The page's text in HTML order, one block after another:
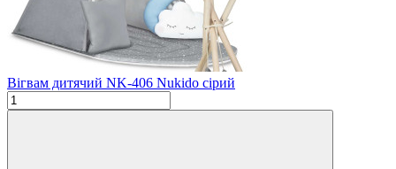
Вігвам дитячий NK-406 Nukido сірий